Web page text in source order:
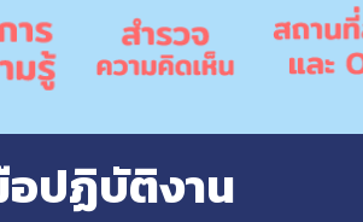
ปฏิบัติงาน